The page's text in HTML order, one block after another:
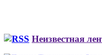
Неизвестная